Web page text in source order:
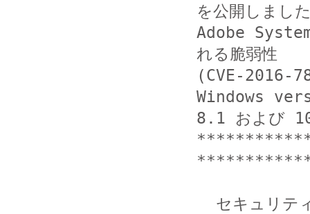
を公開しまし
Adobe
れる脆弱性
(CVE-2016-
Windows
8.1 および 10